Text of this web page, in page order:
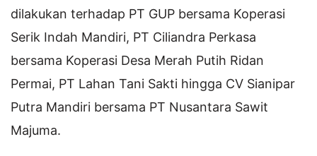
dilakukan terhadap PT GUP bersama Koperasi
Serik Indah Mandiri, PT Ciliandra Perkasa
bersama Koperasi Desa Merah Putih Ridan
Permai, PT Lahan Tani Sakti hingga CV Sianipar
Putra Mandiri bersama PT Nusantara Sawit
Majuma.